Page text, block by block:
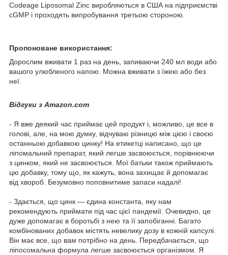
Codeage Liposomal Zinc виробляються в США на підприємстві
cGMP і проходять випробування третьою стороною.
Пропоноване використання:
Дорослим вживати 1 раз на день, запиваючи 240 мл води або
вашого улюбленого напою. Можна вживати з їжею або без
неї.
Відгуки з Аmazon.com
- Я вже деякий час приймає цей продукт і, можливо, це все в
голові, але, на мою думку, відчуваю різницю між цією і своєю
останньою добавкою цинку! На етикетці написано, що це
ліпомальний препарат, який легше засвоюється, порівнюючи
з цинком, який не засвоюється. Мої батьки також приймають
цю добавку, тому що, як кажуть, вона захищає й допомагає
від хвороб. Безумовно поповнитиме запаси надалі!
- Здається, що цинк — єдина константа, яку нам
рекомендують приймати під час цієї пандемії. Очевидно, це
дуже допомагає в боротьбі з нею та її запобіганні. Багато
комбінованих добавок містять невелику дозу в кожній капсулі.
Він має все, що вам потрібно на день. Передбачається, що
ліпосомальна формула легше засвоюється організмом. Я